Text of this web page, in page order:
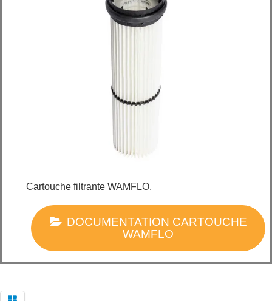
Cartouche filtrante WAMFLO.
DOCUMENTATION CARTOUCHE
WAMFLO